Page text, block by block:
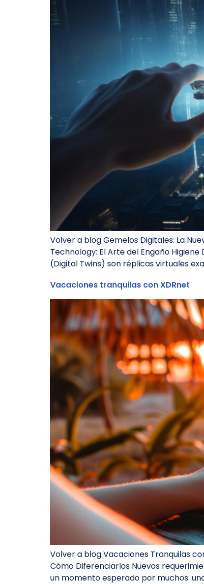
Volver a blog Gemelos Digitales: La
Technology: El Arte del Engaño
(Digital Twins) son réplicas virtuales
Vacaciones tranquilas con XDRnet
Volver a blog Vacaciones Tranquilas
Cómo Diferenciarlos Nuevos
un momento esperado por muchos: